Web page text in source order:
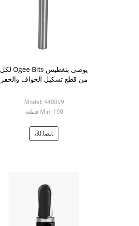
يوصى بتغطيس Ogee Bits لكل
من قطع تشكيل الحواف والحفر
Model: 440099
Min: 100 قطعة
ﺎﺘﺼﻟ ﺍﻶﻧ